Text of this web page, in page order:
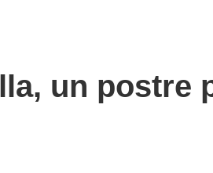
un postre